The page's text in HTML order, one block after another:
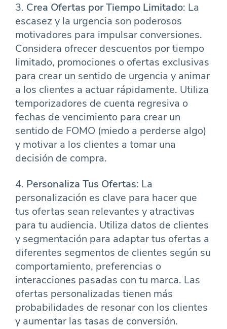
3. Crea Ofertas por Tiempo Limitado: La
escasez y la urgencia son poderosos
motivadores para impulsar conversiones.
Considera ofrecer descuentos por tiempo
limitado, promociones o ofertas exclusivas
para crear un sentido de urgencia y animar
a los clientes a actuar rápidamente. Utiliza
temporizadores de cuenta regresiva o
fechas de vencimiento para crear un
sentido de FOMO (miedo a perderse algo)
y motivar a los clientes a tomar una
decisión de compra.
4. Personaliza Tus Ofertas: La
personalización es clave para hacer que
tus ofertas sean relevantes y atractivas
para tu audiencia. Utiliza datos de clientes
y segmentación para adaptar tus ofertas a
diferentes segmentos de clientes según su
comportamiento, preferencias o
interacciones pasadas con tu marca. Las
ofertas personalizadas tienen más
probabilidades de resonar con los clientes
y aumentar las tasas de conversión.